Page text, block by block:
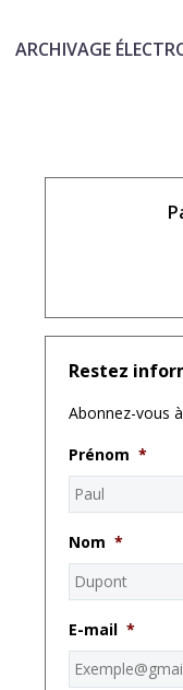
ARCHIVAGE
Restez
Abonnez-vous
Prénom *
Nom *
E-mail *